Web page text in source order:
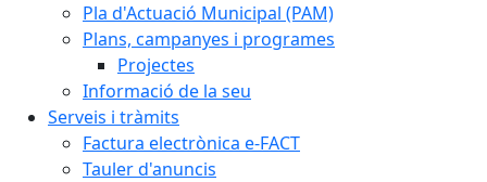
Pla d'Actuació Municipal (PAM)
Plans, campanyes i programes
Projectes
Informació de la seu
Serveis i tràmits
Factura electrònica e-FACT
Tauler d'anuncis